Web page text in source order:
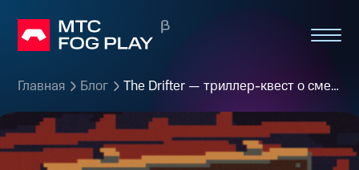
Главная Блог The Drifter — триллер-квест о смерти, тайнах и выживании